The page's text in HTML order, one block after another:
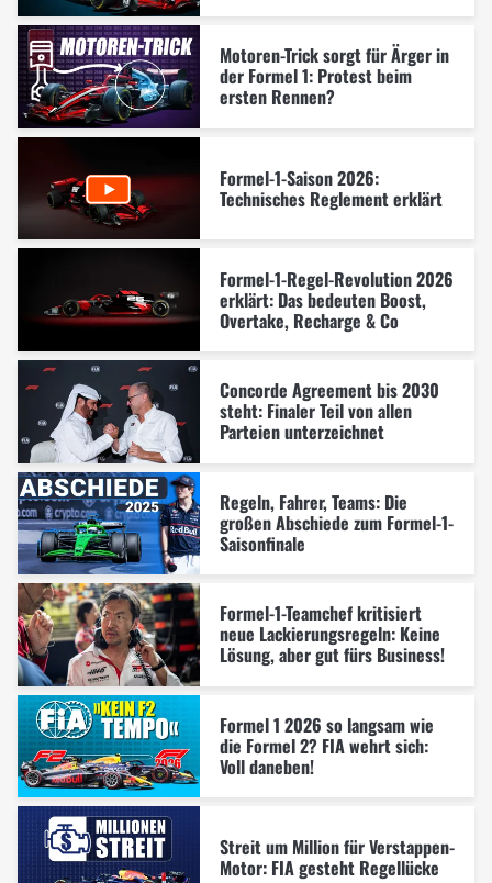
Motoren-Trick sorgt für Ärger in
der Formel 1: Protest beim
ersten Rennen?
Formel-1-Saison 2026:
Technisches Reglement erklärt
Formel-1-Regel-Revolution 2026
erklärt: Das bedeuten Boost,
Overtake, Recharge & Co
Concorde Agreement bis 2030
steht: Finaler Teil von allen
Parteien unterzeichnet
Regeln, Fahrer, Teams: Die
großen Abschiede zum Formel-1-
Saisonfinale
Formel-1-Teamchef kritisiert
neue Lackierungsregeln: Keine
Lösung, aber gut fürs Business!
Formel 1 2026 so langsam wie
die Formel 2? FIA wehrt sich:
Voll daneben!
Streit um Million für Verstappen-
Motor: FIA gesteht Regellücke